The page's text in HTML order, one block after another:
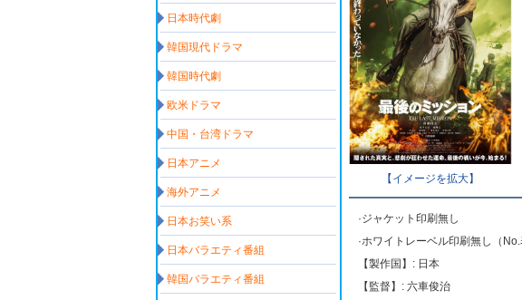
日本時代劇
韓国現代ドラマ
韓国時代劇
欧米ドラマ
中国・台湾ドラマ
日本アニメ
海外アニメ
日本お笑い系
日本バラエティ番組
韓国バラエティ番組
【イメージを拡大】
·ジャケット印刷無し
·ホワイトレーベル印刷無し（
【製作国】: 日本
【監督】: 六車俊治